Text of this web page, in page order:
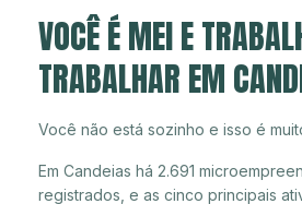
VOCÊ É MEI E
TRABALHAR EM
Você não está sozinho e isso é
Em Candeias há 2.691
registrados, e as cinco principais